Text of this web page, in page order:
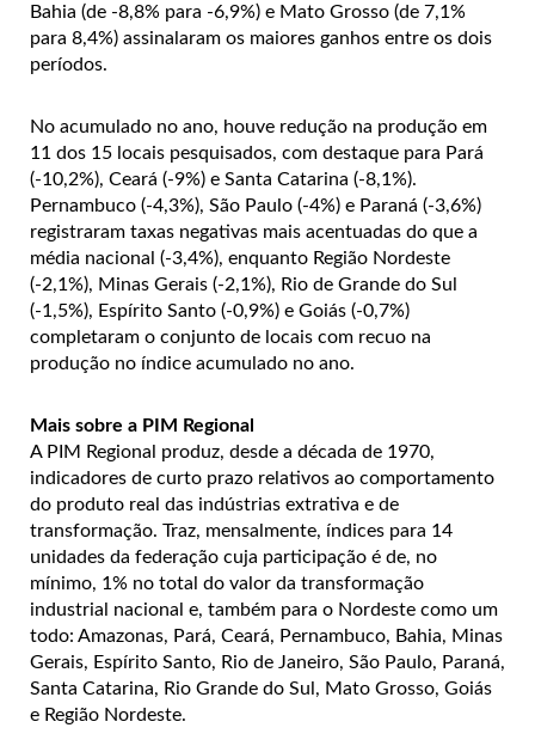
Bahia (de -8,8% para -6,9%) e Mato Grosso (de 7,1%
para 8,4%) assinalaram os maiores ganhos entre os dois
períodos.
No acumulado no ano, houve redução na produção em
11 dos 15 locais pesquisados, com destaque para Pará
(-10,2%), Ceará (-9%) e Santa Catarina (-8,1%).
Pernambuco (-4,3%), São Paulo (-4%) e Paraná (-3,6%)
registraram taxas negativas mais acentuadas do que a
média nacional (-3,4%), enquanto Região Nordeste
(-2,1%), Minas Gerais (-2,1%), Rio de Grande do Sul
(-1,5%), Espírito Santo (-0,9%) e Goiás (-0,7%)
completaram o conjunto de locais com recuo na
produção no índice acumulado no ano.
Mais sobre a PIM Regional
A PIM Regional produz, desde a década de 1970,
indicadores de curto prazo relativos ao comportamento
do produto real das indústrias extrativa e de
transformação. Traz, mensalmente, índices para 14
unidades da federação cuja participação é de, no
mínimo, 1% no total do valor da transformação
industrial nacional e, também para o Nordeste como um
todo: Amazonas, Pará, Ceará, Pernambuco, Bahia, Minas
Gerais, Espírito Santo, Rio de Janeiro, São Paulo, Paraná,
Santa Catarina, Rio Grande do Sul, Mato Grosso, Goiás
e Região Nordeste.